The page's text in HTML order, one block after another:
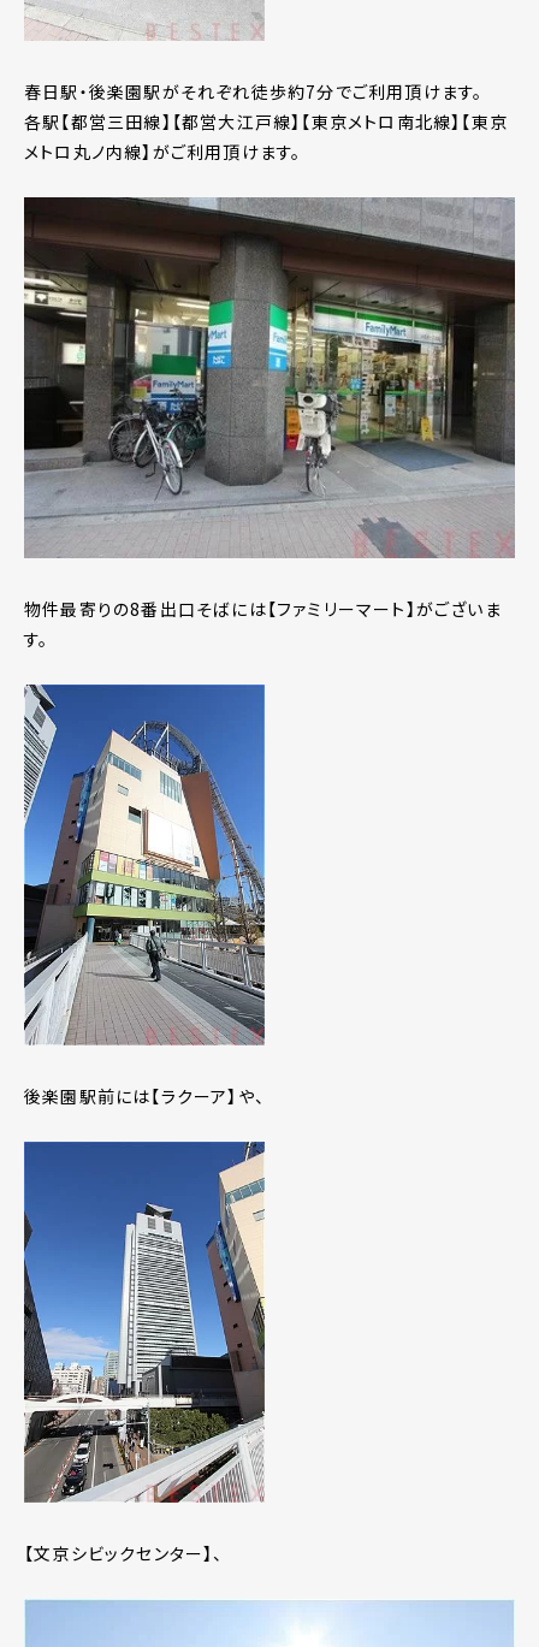
春日駅・後楽園駅がそれぞれ徒歩約7分でご利用頂けます。
各駅【都営三田線】【都営大江戸線】【東京メトロ南北線】【東京
メトロ丸ノ内線】がご利用頂けます。
物件最寄りの8番出口そばには【ファミリーマート】がございま
す。
後楽園駅前には【ラクーア】や、
【文京シビックセンター】、